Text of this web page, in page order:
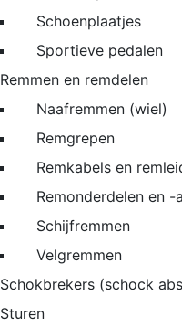
Schoenplaatjes
Sportieve pedalen
Remmen en remdelen
Naafremmen (wiel)
Remgrepen
Remkabels en
Remonderdelen en -
Schijfremmen
Velgremmen
Schokbrekers (schock
Sturen